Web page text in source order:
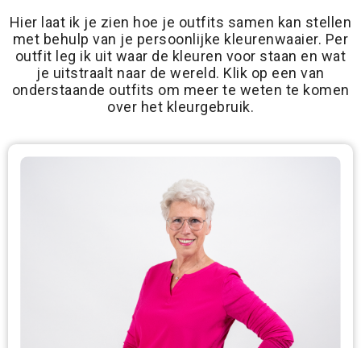
Hier laat ik je zien hoe je outfits samen kan stellen
met behulp van je persoonlijke kleurenwaaier. Per
outfit leg ik uit waar de kleuren voor staan en wat
je uitstraalt naar de wereld. Klik op een van
onderstaande outfits om meer te weten te komen
over het kleurgebruik.